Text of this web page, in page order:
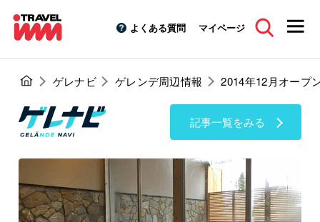
よくある質問 マイページ
ゲレナビ ゲレンデ周辺情報 2014年12月オープ
記事一覧をみる